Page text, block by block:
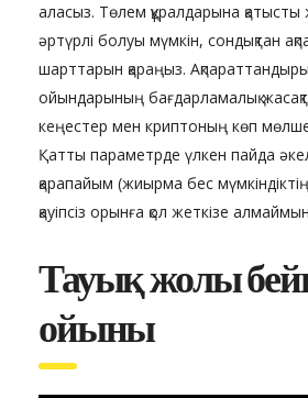
аласыз. Төлем құралдарына қатысты
әртүрлі болуы мүмкін, сондықтан
шарттарын қараңыз.
ойындарының бағдарламалық
кеңестер мен криптоның көп
Қатты параметрде үлкен пайда
қарапайым (жиырма бес
қауіпсіз орынға қол жеткізе
Тауық жолы
ойыны